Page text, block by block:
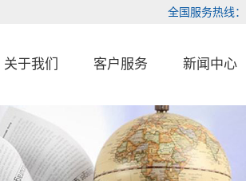
全国服务热线：
关于我们 客户服务 新闻中心